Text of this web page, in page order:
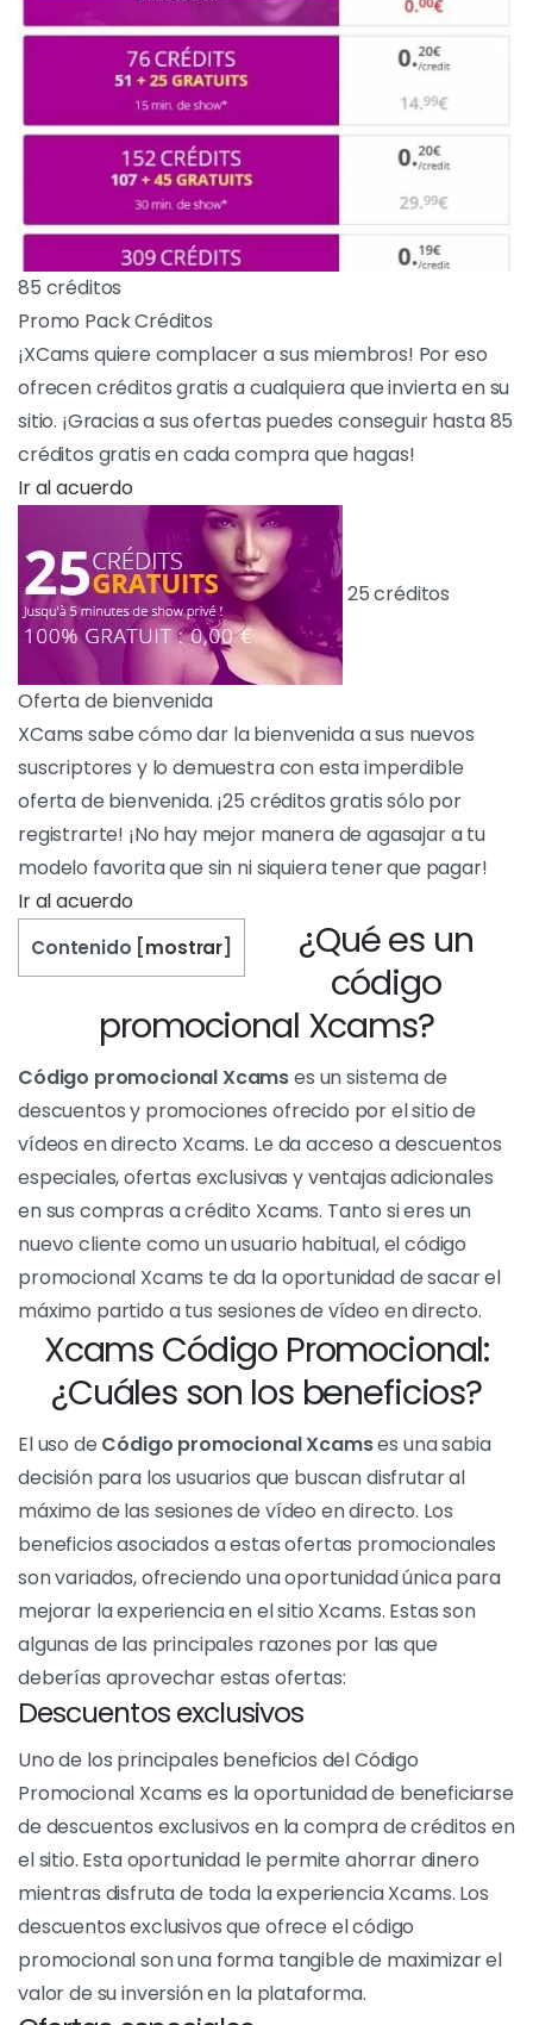
85 créditos
Promo Pack Créditos
¡XCams quiere complacer a sus miembros!
Por eso ofrecen créditos gratis a cualquiera
que invierta en su sitio. ¡Gracias a sus ofertas
puedes conseguir hasta 85 créditos gratis en
cada compra que hagas!
IR AL ACUERDO
25 créditos
Oferta de bienvenida
XCams sabe cómo dar la bienvenida a sus
nuevos suscriptores y lo demuestra con esta
imperdible oferta de bienvenida. ¡25 créditos
gratis sólo por registrarte! ¡No hay mejor
manera de agasajar a tu modelo favorita que
sin ni siquiera tener que pagar!
IR AL ACUERDO
Contenido [ mostrar]
¿Qué es un
código
promocional Xcams?
Código promocional Xcamses un sistema de
vídeos en directo Xcams. Le da acceso a descuentos
especiales, ofertas exclusivas y ventajas adicionales
en sus compras a crédito Xcams. Tanto si eres un
nuevo cliente como un usuario habitual, el código
promocional Xcams te da la oportunidad de sacar el
máximo partido a tus sesiones de vídeo en directo.
Xcams Código Promocional:
¿Cuáles son los beneficios?
El uso deCódigo promocional Xcamses una sabia
decisión para los usuarios que buscan disfrutar al
máximo de las sesiones de vídeo en directo. Los
beneficios asociados a estas ofertas promocionales
son variados, ofreciendo una oportunidad única para
mejorar la experiencia en el sitio Xcams. Estas son
algunas de las principales razones por las que
deberías aprovechar estas ofertas: